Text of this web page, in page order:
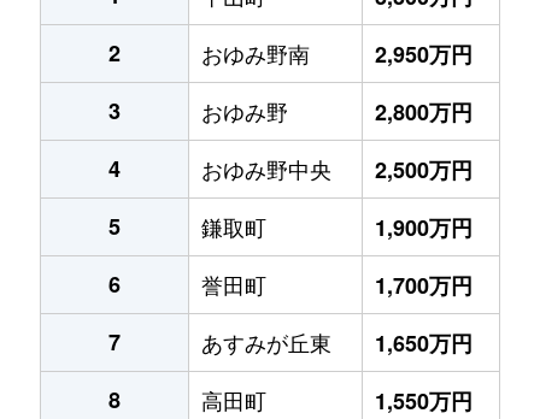
2
おゆみ野南
2,950万円
3
おゆみ野
2,800万円
4
おゆみ野中央
2,500万円
5
鎌取町
1,900万円
6
誉田町
1,700万円
7
あすみが丘東
1,650万円
8
高田町
1,550万円